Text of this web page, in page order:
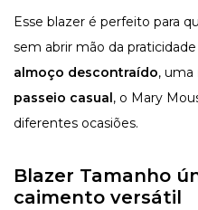
Esse blazer é perfeito para
sem abrir mão da
almoço descontraído, uma
passeio casual, o Mary
diferentes ocasiões.
Blazer Tamanho
caimento versátil